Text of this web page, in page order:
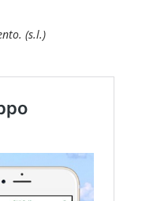
(s.l.)